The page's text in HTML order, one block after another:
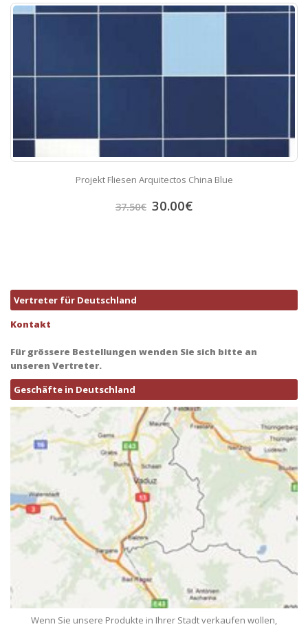
Projekt Fliesen Arquitectos China Blue
37.50€ 30.00€
Vertreter für Deutschland
Kontakt
Für grössere Bestellungen wenden Sie sich bitte an
unseren Vertreter.
Geschäfte in Deutschland
Wenn Sie unsere Produkte in Ihrer Stadt verkaufen wollen,